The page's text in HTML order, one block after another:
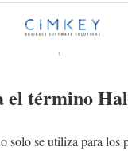
el término
solo se utiliza para los